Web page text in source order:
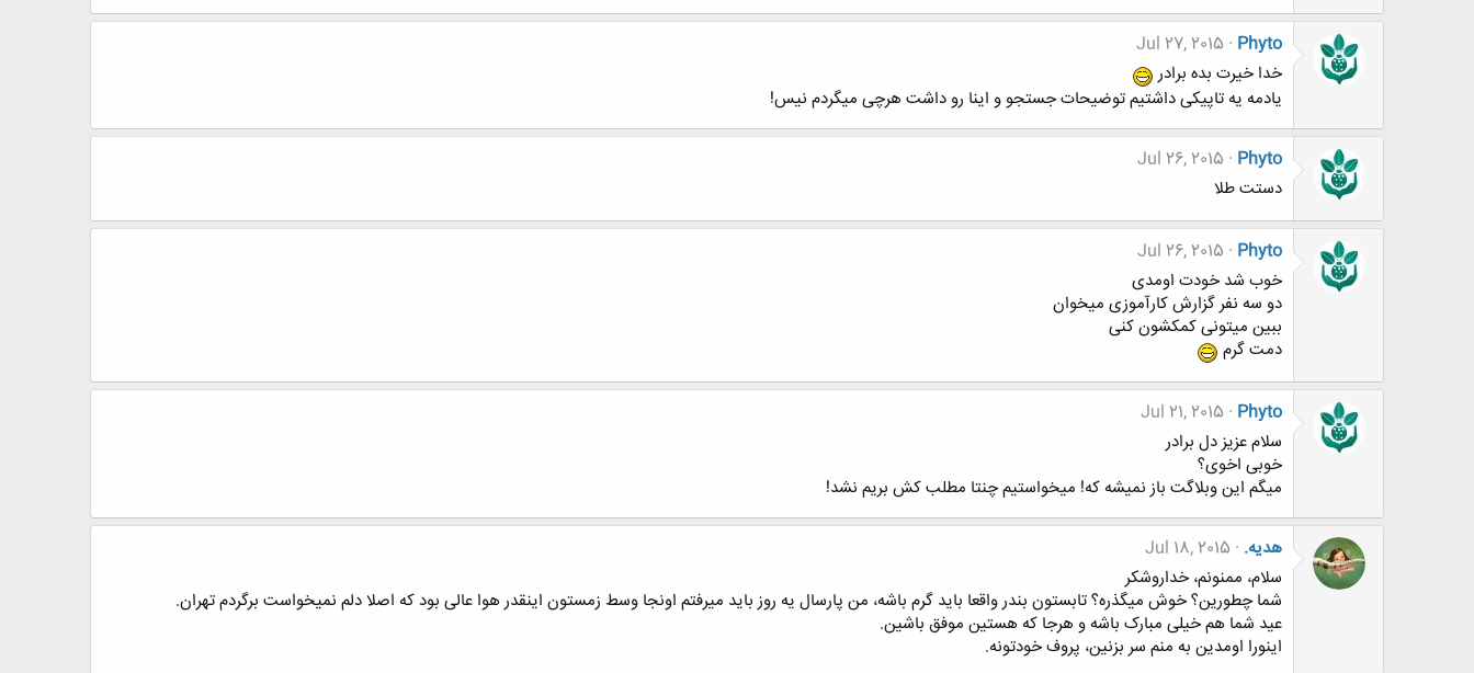
Phyto
Jul 27, 2015
خدا خیرت بده برادر
یادمه یه تاپیکی داشتیم توضیحات جستجو و اینا رو داشت هرچی میگردم نیس!
Phyto
Jul 26, 2015
دستت طلا
Phyto
Jul 26, 2015
خوب شد خودت اومدی
دو سه نفر گزارش کارآموزی میخوان
ببین میتونی کمکشون کنی
دمت گرم
Phyto
Jul 21, 2015
سلام عزیز دل برادر
خوبی اخوی؟
میگم این وبلاگت باز نمیشه که! میخواستیم چنتا مطلب کش بریم نشد!
هدیه. Jul 18, 2015
سلام، ممنونم، خداروشکر
شما چطورین؟ خوش میگذره؟ تابستون بندر واقعا باید گرم باشه، من پارسال یه روز باید میرفتم اونجا وسط زمستون اینقدر هوا عالی بود که اصلا دلم نمیخواست برگردم تهران.
عید شما هم خیلی مبارک باشه و هرجا که هستین موفق باشین.
اینورا اومدین به منم سر بزنین، پروف خودتونه.